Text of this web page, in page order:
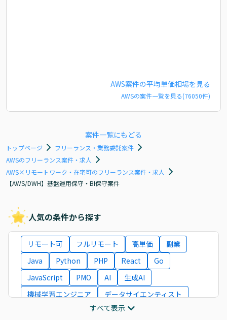
AWS案件の平均単価相場を見る
AWSの案件一覧を見る(76050件)
案件一覧にもどる
トップページ
フリーランス・業務委託案件
AWSのフリーランス案件・求人
AWS×リモートワーク・在宅可のフリーランス案件・求人
【AWS/DWH】基盤運用保守・BI保守案件
人気の条件から探す
リモート可 フルリモート 高単価
副業
Java
Python PHP React
Go
JavaScript
PMO AI
生成AI
機械学習エンジニア
データサイエンティスト
ITコンサルタント
すべて表示